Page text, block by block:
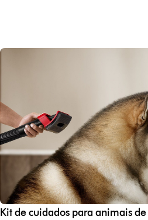
Kit de cuidados para animais de